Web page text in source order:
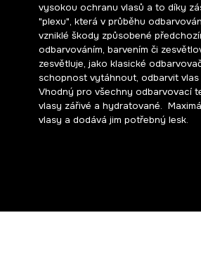
vysokou ochranu vlasů a to díky
"plexu", která v průběhu
vzniklé škody způsobené
odbarvováním, barvením či
zesvětluje, jako klasické
schopnost vytáhnout, odbarvit vlas
Vhodný pro všechny odbarvovací
vlasy zářivé a hydratované.
vlasy a dodává jim potřebný lesk.